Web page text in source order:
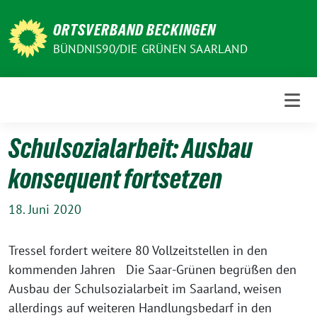
zum
Inhalt
ORTSVERBAND BECKINGEN
BÜNDNIS90/DIE GRÜNEN SAARLAND
Schulsozialarbeit: Ausbau
konsequent fortsetzen
18. Juni 2020
Tressel fordert weitere 80 Vollzeitstellen in den
kommenden Jahren Die Saar-Grünen begrüßen den
Ausbau der Schulsozialarbeit im Saarland, weisen
allerdings auf weiteren Handlungsbedarf in den